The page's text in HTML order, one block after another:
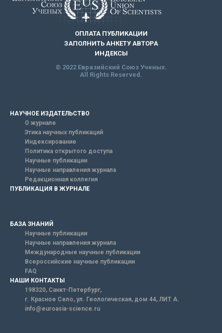
ОПЛАТА ПУБЛИКАЦИИ
ЗАПОЛНИТЬ АНКЕТУ АВТОРА
ИНДЕКСЫ
© 2022 Евразийский Союз Ученых.
All Rights Reserved.
НАУЧНОЕ ИЗДАТЕЛЬСТВО
О журнале
Этика научных публикаций
Индексирование
Политика открытого доступа
Научные публикации
Научные направления журнала
Редакционная коллегия
ПУБЛИКАЦИЯ В ЖУРНАЛЕ
БАЗА ЗНАНИЙ
Научные публикации
Научные направления журнала
Международные научные публикации
Всероссийские научные публикации
FAQ
НАШИ КОНТАКТЫ
198320, Санкт-Петербург,
г. Красное Село, ул. Геологическая, дом 44, ЛИТ А.
info@euroasia-science.ru